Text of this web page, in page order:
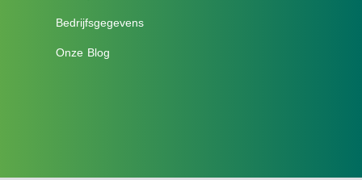
Bedrijfsgegevens
Onze Blog